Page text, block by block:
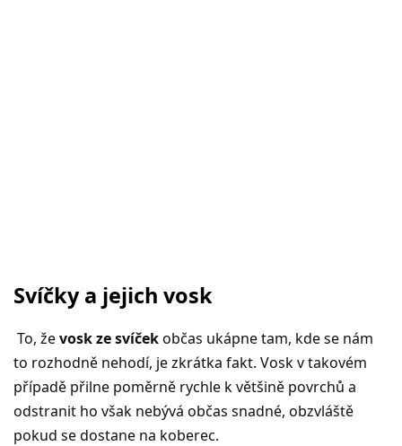
Svíčky a jejich vosk
To, ževosk ze svíčekobčas ukápne tam, kde se nám
to rozhodně nehodí, je zkrátka fakt. Vosk v takovém
případě přilne poměrně rychle k většině povrchů a
odstranit ho však nebývá občas snadné, obzvláště
pokud se dostane na koberec.